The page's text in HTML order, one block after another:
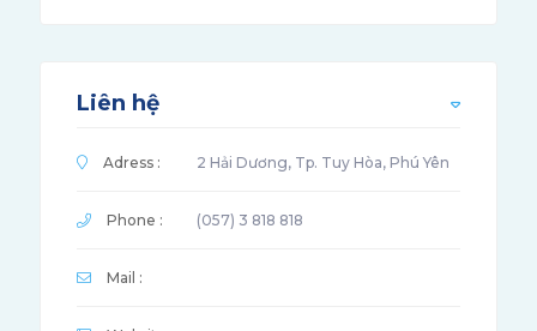
Liên hệ
Adress : 2 Hải Dương, Tp. Tuy Hòa, Phú Yên
Phone : (057) 3 818 818
Mail :